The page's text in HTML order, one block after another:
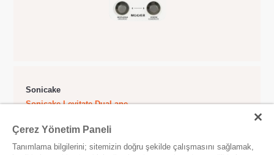
Sonicake
Sonicake Levitate DuaLane
3.211,00 TL
Çerez Yönetim Paneli
Tanımlama bilgilerini; sitemizin doğru şekilde çalışmasını sağlamak,